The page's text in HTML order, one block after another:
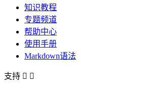
知识教程
专题频道
帮助中心
使用手册
Markdown语法
支持  